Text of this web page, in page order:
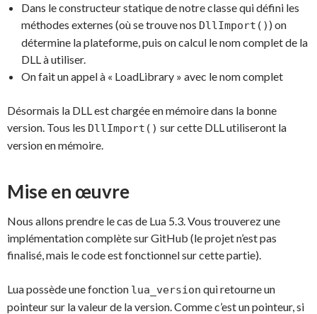
Dans le constructeur statique de notre classe qui défini les
méthodes externes (où se trouve nos DllImport() ) on
détermine la plateforme, puis on calcul le nom complet de la
DLL à utiliser.
On fait un appel à « LoadLibrary » avec le nom complet
Désormais la DLL est chargée en mémoire dans la bonne
version. Tous les DllImport() sur cette DLL utiliseront la
version en mémoire.
Mise en œuvre
Nous allons prendre le cas de Lua 5.3. Vous trouverez une
implémentation complète sur GitHub (le projet n’est pas
finalisé, mais le code est fonctionnel sur cette partie).
Lua possède une fonction lua_version qui retourne un
pointeur sur la valeur de la version. Comme c’est un pointeur, si